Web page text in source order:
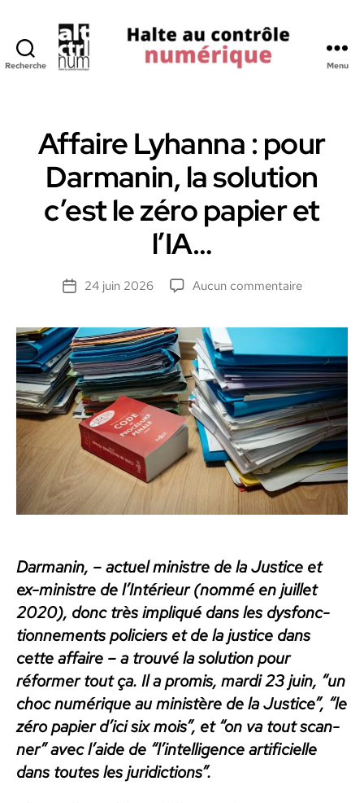
Recherche Menu
Affaire Lyhanna : pour
Darmanin, la solution
c’est le zéro papier et
l’IA…
Date24 juin 2026 Aucun commentairesur
pour
Darmanin,
la
solution
c’est
le
zéro
papier
et
l’IA…
Dar­manin, – actuel min­istre de la Jus­tice et
ex-min­istre de l’In­térieur (nom­mé en juil­let
2020), donc très impliqué dans les dys­fonc­
tion­nements policiers et de la jus­tice dans
cette affaire – a trou­vé la solu­tion pour
réformer tout ça. Il a promis, mar­di 23 juin, “un
choc numérique au min­istère de la Jus­tice”, “le
zéro papi­er d’i­ci six mois”, et “on va tout scan­
ner” avec l’aide de “l’in­tel­li­gence arti­fi­cielle
dans toutes les juri­dic­tions”.